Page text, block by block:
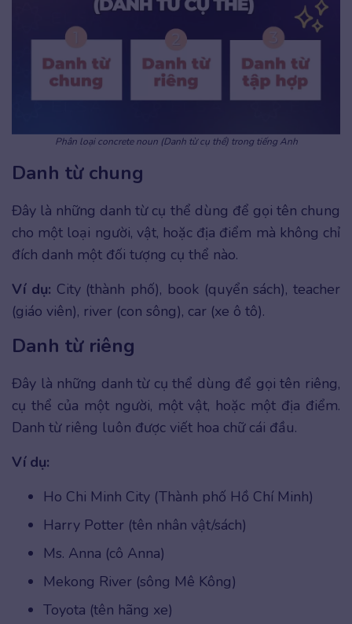
Phân loại concrete noun (Danh từ cụ thể) trong tiếng Anh
Danh từ chung
Đây là những danh từ cụ thể dùng để gọi tên chung
cho một loại người, vật, hoặc địa điểm mà không chỉ
đích danh một đối tượng cụ thể nào.
Ví dụ: City (thành phố), book (quyển sách), teacher
(giáo viên), river (con sông), car (xe ô tô).
Danh từ riêng
Đây là những danh từ cụ thể dùng để gọi tên riêng,
cụ thể của một người, một vật, hoặc một địa điểm.
Danh từ riêng luôn được viết hoa chữ cái đầu.
Ví dụ:
Ho Chi Minh City (Thành phố Hồ Chí Minh)
Harry Potter (tên nhân vật/sách)
Ms. Anna (cô Anna)
Mekong River (sông Mê Kông)
Toyota (tên hãng xe)